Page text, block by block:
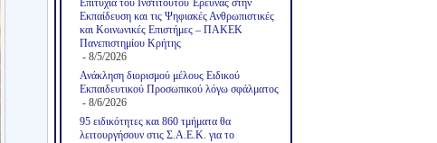
Επιτυχία του Ινστιτούτου Έρευνας στην
Εκπαίδευση και τις Ψηφιακές Ανθρωπιστικές
και Κοινωνικές Επιστήμες – ΠΑΚΕΚ
Πανεπιστημίου Κρήτης
- 8/5/2026
Ανάκληση διορισμού μέλους Ειδικού
Εκπαιδευτικού Προσωπικού λόγω σφάλματος
- 8/6/2026
95 ειδικότητες και 860 τμήματα θα
λειτουργήσουν στις Σ.Α.Ε.Κ. για το